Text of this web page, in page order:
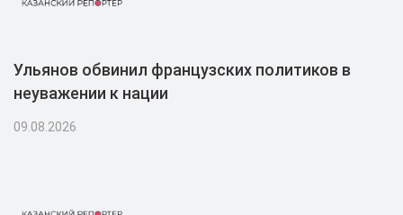
Ульянов обвинил французских политиков в
неуважении к нации
09.08.2026